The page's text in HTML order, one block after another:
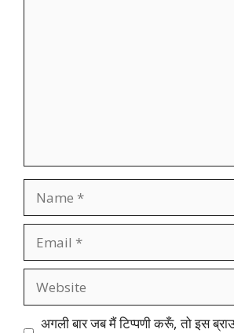
अगली बार जब मैं टिप्पणी करूँ, तो इस